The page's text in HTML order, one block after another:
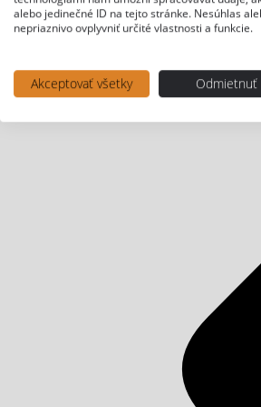
alebo jedinečné ID na tejto stránke. Nesúhlas
nepriaznivo ovplyvniť určité vlastnosti a funkcie.
Akceptovať všetky Odmietnuť